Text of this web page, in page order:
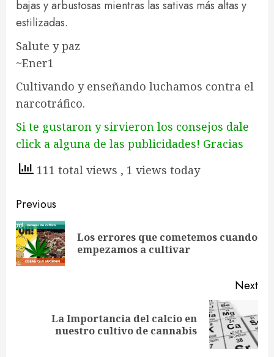
bajas y arbustosas mientras las sativas más altas y
estilizadas.
Salute y paz
~Ener1
Cultivando y enseñando luchamos contra el
narcotráfico.
Si te gustaron y sirvieron los consejos dale
click a alguna de las publicidades! Gracias
111 total views , 1 views today
Continue
Reading
Previous
Los errores que cometemos cuando
empezamos a cultivar
Next
La Importancia del calcio en
nuestro cultivo de cannabis